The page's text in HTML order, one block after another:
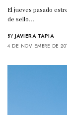
El jueves pasado
de sello…
BY JAVIERA TAPIA
4 DE NOVIEMBRE DE